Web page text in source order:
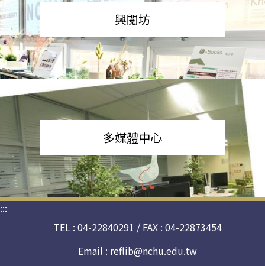
興閱坊
多媒體中心
:::
TEL : 04-22840291 / FAX : 04-22873454
Email : reflib@nchu.edu.tw